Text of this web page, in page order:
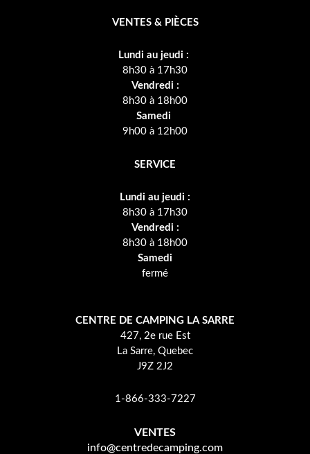
VENTES & PIÈCES
Lundi au jeudi :
8h30 à 17h30
Vendredi :
8h30 à 18h00
Samedi
9h00 à 12h00
SERVICE
Lundi au jeudi :
8h30 à 17h30
Vendredi :
8h30 à 18h00
Samedi
fermé
CENTRE DE CAMPING LA SARRE
427, 2e rue Est
La Sarre, Quebec
J9Z 2J2
1-866-333-7227
VENTES
info@centredecamping.com